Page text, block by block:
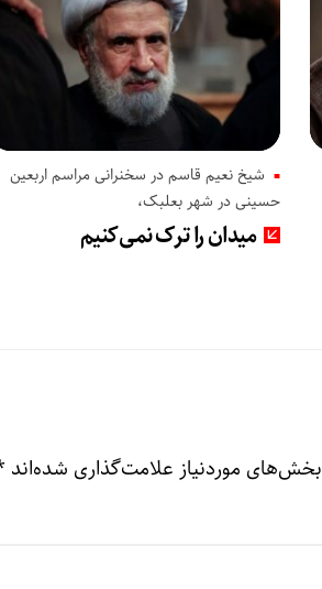
شیخ نعیم قاسم در سخنرانی مراسم اربعین
حسینی در شهر بعلبک،
میدان را ترک نمی‌کنیم
بخش‌های موردنیاز علامت‌گذاری شده‌اند